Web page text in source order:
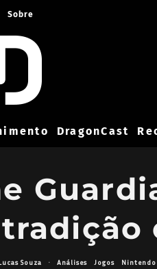
Sobre
DragonCast
Souza · Análises Jogos Nintendo